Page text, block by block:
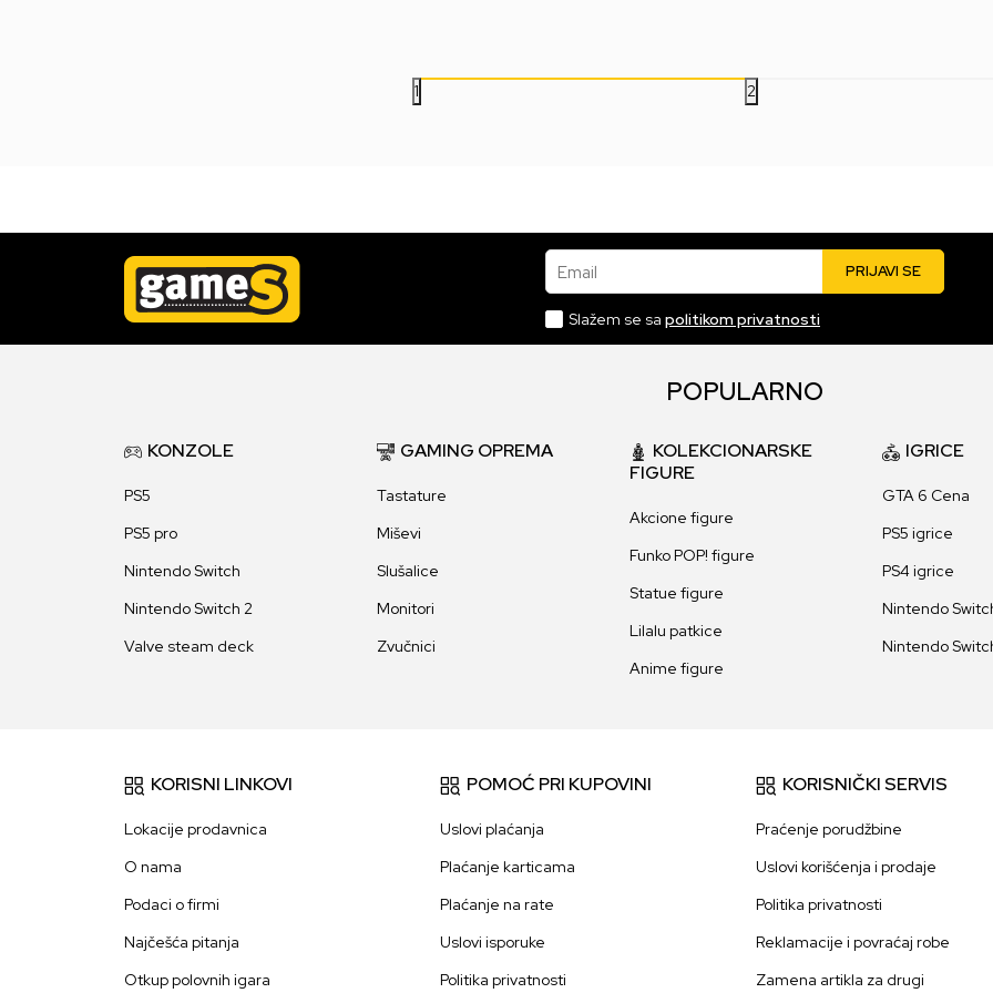
1 2
Email PRIJAVI SE
Slažem se sa politikom privatnosti
POPULARNO
KONZOLE
PS5
PS5 pro
Nintendo Switch
Nintendo Switch 2
Valve steam deck
GAMING OPREMA
Tastature
Miševi
Slušalice
Monitori
Zvučnici
KOLEKCIONARSKE
FIGURE
Akcione figure
Funko POP! figure
Statue figure
Lilalu patkice
Anime figure
IGRICE
GTA 6 Cena
PS5 igrice
PS4 igrice
Nintendo
Nintendo
KORISNI LINKOVI
Lokacije prodavnica
O nama
Podaci o firmi
Najčešća pitanja
Otkup polovnih igara
POMOĆ PRI KUPOVINI
Uslovi plaćanja
Plaćanje karticama
Plaćanje na rate
Uslovi isporuke
Politika privatnosti
KORISNIČKI SERVIS
Praćenje porudžbine
Uslovi korišćenja i prodaje
Politika privatnosti
Reklamacije i povraćaj robe
Zamena artikla za drugi